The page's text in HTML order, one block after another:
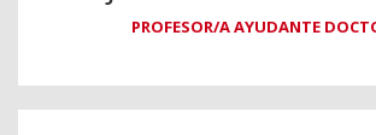
PROFESOR/A AYUDANTE